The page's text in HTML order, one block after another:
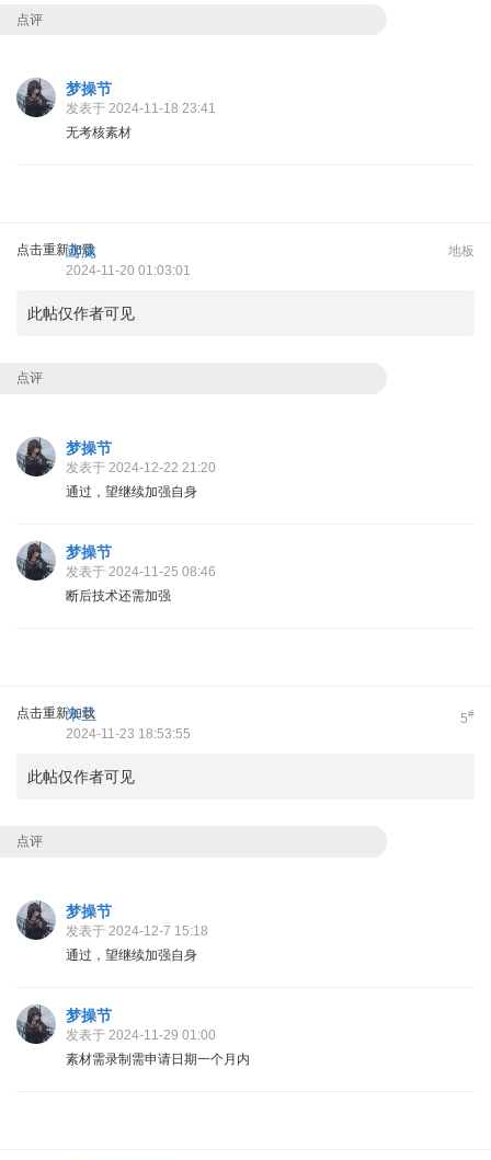
点评
梦操节
发表于 2024-11-18 23:41
无考核素材
点击重新加载 地板
鸢泷
2024-11-20 01:03:01
此帖仅作者可见
点评
梦操节
发表于 2024-12-22 21:20
通过，望继续加强自身
梦操节
发表于 2024-11-25 08:46
断后技术还需加强
点击重新加载 5#
米兰
2024-11-23 18:53:55
此帖仅作者可见
点评
梦操节
发表于 2024-12-7 15:18
通过，望继续加强自身
梦操节
发表于 2024-11-29 01:00
素材需录制需申请日期一个月内